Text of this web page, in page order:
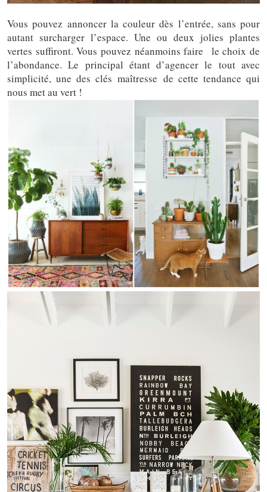
Vous pouvez annoncer la couleur dès l’entrée, sans pour
autant surcharger l’espace. Une ou deux jolies plantes
vertes suffiront. Vous pouvez néanmoins faire le choix de
l’abondance. Le principal étant d’agencer le tout avec
simplicité, une des clés maîtresse de cette tendance qui
nous met au vert !